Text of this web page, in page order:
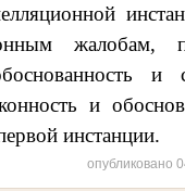
жалобам,
и
и
инстанции.
опубликовано